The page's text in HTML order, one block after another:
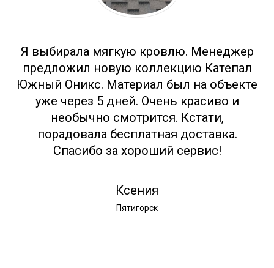
Я выбирала мягкую кровлю. Менеджер
предложил новую коллекцию Катепал
Южный Оникс. Материал был на объекте
уже через 5 дней. Очень красиво и
необычно смотрится. Кстати,
порадовала бесплатная доставка.
Спасибо за хороший сервис!
Ксения
Пятигорск